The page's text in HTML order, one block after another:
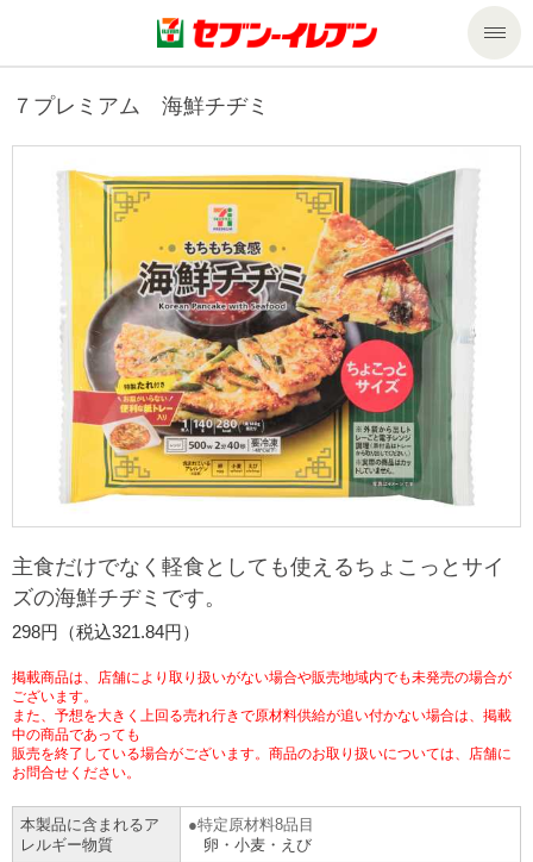
商品のご案内
商品のご案内トップ
来週の新商品
商品カテゴリ一覧
セブンプレミアム
食の安全・安心への取組み
ギフト
プリペイドカード・金券
ニンテンドー・ダウンロードカード
セール・キャンペーン
サービストップ
nanacoトップ
マルチコピー機でできること
マルチコピー機でできることトップ
コピー
プリント
スキャン
ファクス
チケット
便利なサービス
宅配便
切手・はがき・印紙
セブン銀行ATM
ご利用可能なお支払い方法
各種料金のお支払い
チケットサービス
セブンチケット
チケットぴあ
イープラス
CNプレイガイド
セブン‐イレブンでお受取り
タワーレコード
セブンネットショッピング
停電時のサービス停止のお知らせ
企業情報
企業情報トップ
ニュースリリース
ごあいさつ
企業理念
会社概要
貸借対照表・損益計算書
沿革
国内店舗数
私たちの取組み
サステナビリティ
サステナビリティトップ
セブン＆アイ・ホールディングスの重点課題
サステナビリティ活動基本方針
サステナビリティ推進体制
GREEN CHALLENGE 2050
4VISIONS
加盟店オーナー募集
店舗検索
ネットショッピング
お問い合わせ
Language
English (Corporate)
７プレミアム 海鮮チヂミ
主食だけでなく軽食としても使えるちょこっとサイ
ズの海鮮チヂミです。
298円（税込321.84円）
掲載商品は、店舗により取り扱いがない場合や販売地域内でも未発売の場合が
ございます。
また、予想を大きく上回る売れ行きで原材料供給が追い付かない場合は、掲載
中の商品であっても
販売を終了している場合がございます。商品のお取り扱いについては、店舗に
お問合せください。
本製品に含まれるア
レルギー物質
特定原材料8品目
卵・小麦・えび